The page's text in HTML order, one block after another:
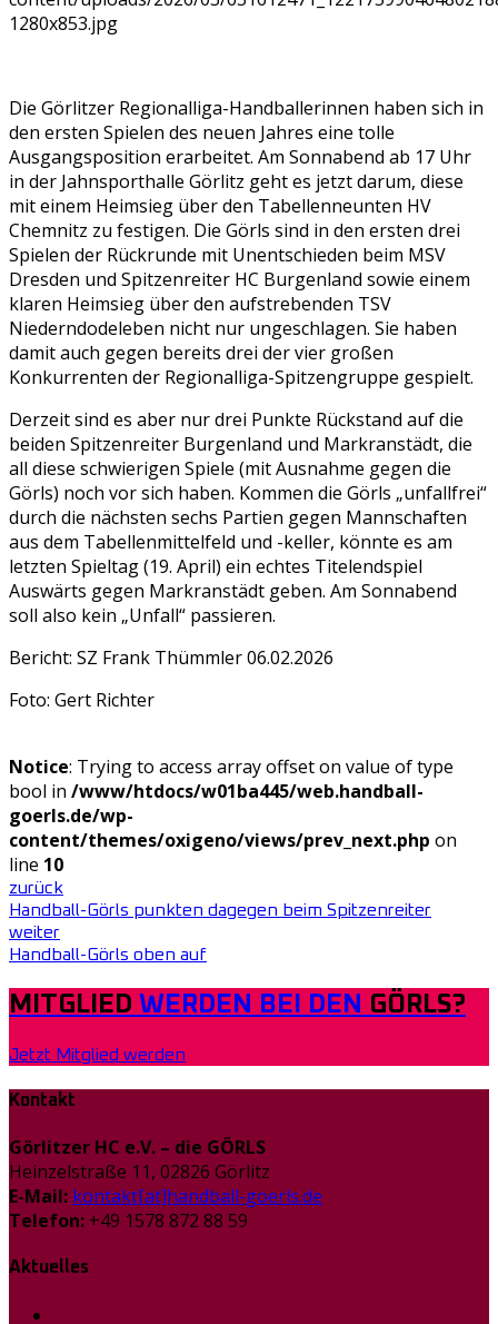
Die Görlitzer Regionalliga-Handballerinnen haben sich in
den ersten Spielen des neuen Jahres eine tolle
Ausgangsposition erarbeitet. Am Sonnabend ab 17 Uhr
in der Jahnsporthalle Görlitz geht es jetzt darum, diese
mit einem Heimsieg über den Tabellenneunten HV
Chemnitz zu festigen. Die Görls sind in den ersten drei
Spielen der Rückrunde mit Unentschieden beim MSV
Dresden und Spitzenreiter HC Burgenland sowie einem
klaren Heimsieg über den aufstrebenden TSV
Niederndodeleben nicht nur ungeschlagen. Sie haben
damit auch gegen bereits drei der vier großen
Konkurrenten der Regionalliga-Spitzengruppe gespielt.
Derzeit sind es aber nur drei Punkte Rückstand auf die
beiden Spitzenreiter Burgenland und Markranstädt, die
all diese schwierigen Spiele (mit Ausnahme gegen die
Görls) noch vor sich haben. Kommen die Görls „unfallfrei“
durch die nächsten sechs Partien gegen Mannschaften
aus dem Tabellenmittelfeld und -keller, könnte es am
letzten Spieltag (19. April) ein echtes Titelendspiel
Auswärts gegen Markranstädt geben. Am Sonnabend
soll also kein „Unfall“ passieren.
Bericht: SZ Frank Thümmler 06.02.2026
Foto: Gert Richter
Notice: Trying to access array offset on value of type
bool in /www/htdocs/w01ba445/web.handball-
goerls.de/wp-
content/themes/oxigeno/views/prev_next.php on
line 10
zurück
Handball-Görls punkten dagegen beim Spitzenreiter
weiter
Handball-Görls oben auf
MITGLIED WERDEN BEI DEN GÖRLS?
Jetzt Mitglied werden
Kontakt
Görlitzer HC e.V. – die GÖRLS
Heinzelstraße 11, 02826 Görlitz
E-Mail: kontakt[at]handball-goerls.de
Telefon: +49 1578 872 88 59
Aktuelles